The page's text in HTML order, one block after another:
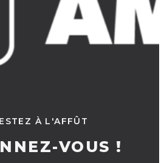
À L'AFFÛT
VOUS !